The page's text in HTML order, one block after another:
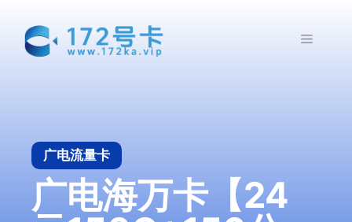
菜
广电流量卡
广电海万卡【24